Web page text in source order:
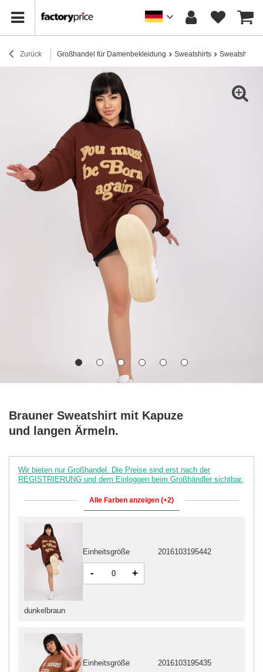
Zurück Großhandel für Damenbekleidung Sweatshirts Sweatshirts
Brauner Sweatshirt mit Kapuze
und langen Ärmeln.
Wir bieten nur Großhandel. Die Preise sind erst nach der
REGISTRIERUNG und dem Einloggen beim Großhändler sichtbar.
Alle Farben anzeigen (+2)
Einheitsgröße 2016103195435
dunkelbraun
Einheitsgröße 2016103195442
- +